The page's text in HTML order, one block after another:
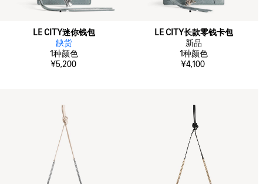
LE CITY迷你钱包
缺货
1种颜色
¥5,200
LE CITY长款零钱卡包
新品
1种颜色
¥4,100